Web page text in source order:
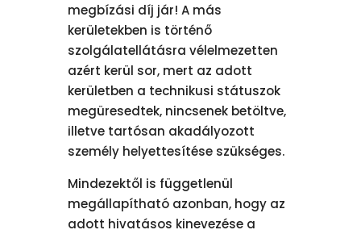
megbízási díj jár! A más
kerületekben is történő
szolgálatellátásra vélelmezetten
azért kerül sor, mert az adott
kerületben a technikusi státuszok
megüresedtek, nincsenek betöltve,
illetve tartósan akadályozott
személy helyettesítése szükséges.
Mindezektől is függetlenül
megállapítható azonban, hogy az
adott hivatásos kinevezése a